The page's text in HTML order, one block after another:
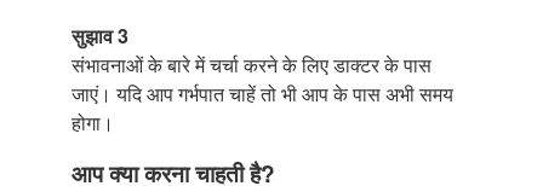
सुझाव 3
संभावनाओं के बारे में चर्चा करने के लिए डाक्टर के पास
जाएं। यदि आप गर्भपात चाहें तो भी आप के पास अभी समय
होगा।
आप क्या करना चाहती है?